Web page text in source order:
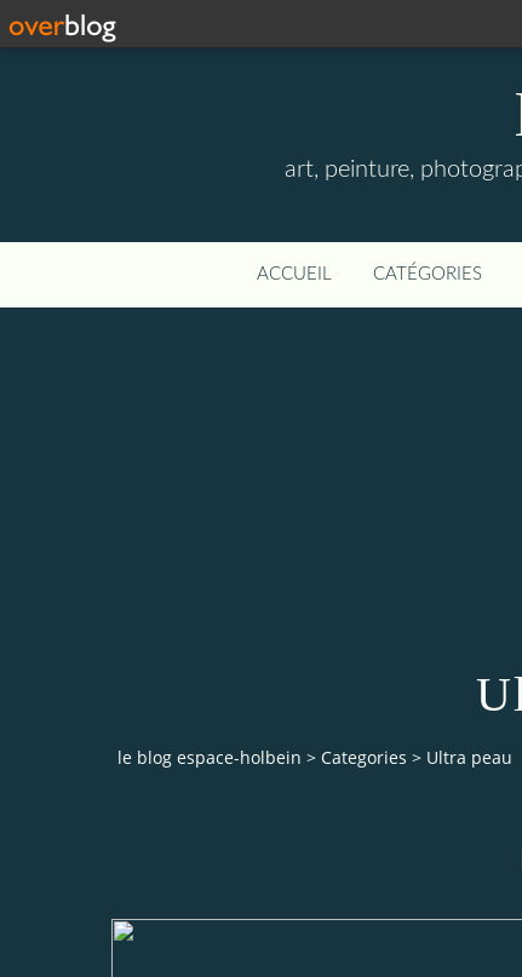
art, peinture,
ACCUEIL CATÉGORIES
le blog espace-holbein > Categories > Ultra peau